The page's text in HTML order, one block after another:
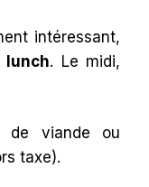
intéressant,
lunch. Le midi,
de viande ou
taxe).